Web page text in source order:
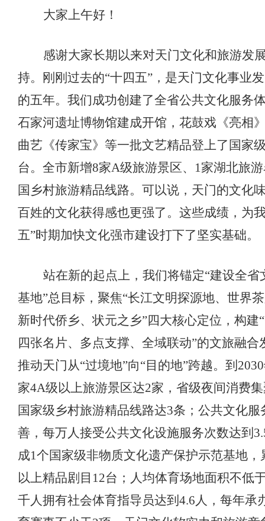
大家上午好！
感谢大家长期以来对天门文化和旅游发
持。刚刚过去的“十四五”，是天门文化事业
的五年。我们成功创建了全省公共文化服务
石家河遗址博物馆建成开馆，花鼓戏《亮相
曲艺《传家宝》等一批文艺精品登上了国家
台。全市新增8家A级旅游景区、1家湖北旅
国乡村旅游精品线路。可以说，天门的文化
百姓的文化获得感也更强了。这些成绩，为
五”时期加快文化强市建设打下了坚实基础。
站在新的起点上， 我们将锚定“建设全省
基地”总目标，聚焦“长江文明探源地、世界
新时代侨乡、状元之乡”四大核心定位，构建
四张名片、多点支撑、全域联动”的文旅融合
推动天门从“过境地”向“目的地”跨越。到
家4A级以上旅游景区达2家，省级夜间消费
国家级乡村旅游精品线路达3条；公共文化服
善，每万人接受公共文化设施服务次数达到
成1个国家级非物质文化遗产保护示范基地，
以上精品剧目12台；人均体育场地面积不低
千人拥有社会体育指导员达到4.6人，每年承